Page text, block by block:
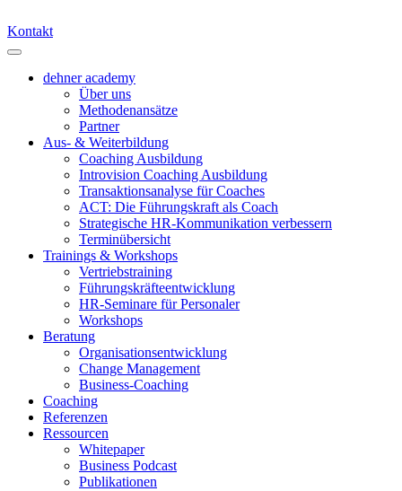
Kontakt
dehner academy
Über uns
Methodenansätze
Partner
Aus- & Weiterbildung
Coaching Ausbildung
Introvision Coaching Ausbildung
Transaktionsanalyse für Coaches
ACT: Die Führungskraft als Coach
Strategische HR-Kommunikation verbessern
Terminübersicht
Trainings & Workshops
Vertriebstraining
Führungskräfteentwicklung
HR-Seminare für Personaler
Workshops
Beratung
Organisationsentwicklung
Change Management
Business-Coaching
Coaching
Referenzen
Ressourcen
Whitepaper
Business Podcast
Publikationen